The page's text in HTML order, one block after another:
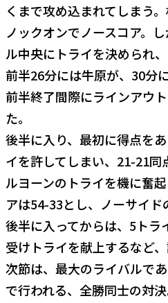
くまで攻め込まれてしまう
ノックオンでノースコア。
ル中央にトライを決められ
前半26分には牛原が、30分
前半終了間際にラインアウ
た。
後半に入り、最初に得点を
イを許してしまい、21-21同
ルヨーンのトライを機に奮
アは54-33とし、ノーサイド
後半に入ってからは、5トラ
受けトライを献上するなど
次節は、最大のライバルで
で行われる、全勝同士の対